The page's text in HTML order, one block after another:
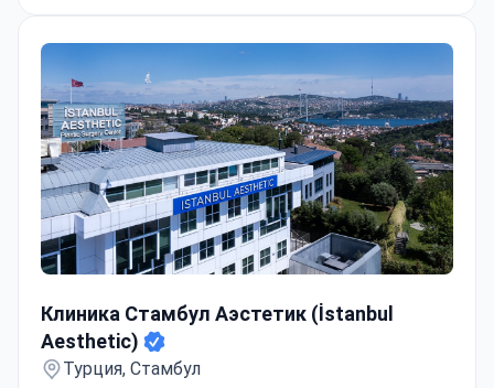
Клиника Стамбул Аэстетик (İstanbul
Aesthetic)
Турция, Стамбул